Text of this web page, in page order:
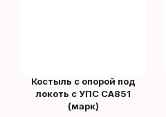
Костыль с опорой под
локоть с УПС СА851
(марк)